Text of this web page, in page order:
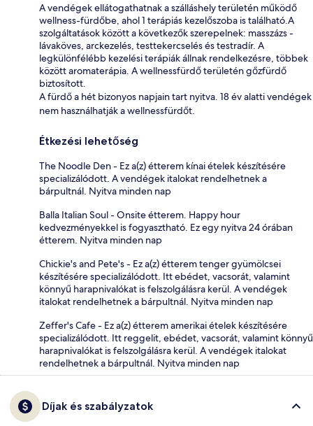
A vendégek ellátogathatnak a szálláshely területén működő
wellness-fürdőbe, ahol 1 terápiás kezelőszoba is található.A
szolgáltatások között a következők szerepelnek: masszázs -
lávaköves, arckezelés, testtekercselés és testradír. A
legkülönfélébb kezelési terápiák állnak rendelkezésre, többek
között aromaterápia. A wellnessfürdő területén gőzfürdő
biztosított.
A fürdő a hét bizonyos napjain tart nyitva. 18 év alatti vendégek
nem használhatják a wellnessfürdőt.
Étkezési lehetőség
The Noodle Den - Ez a(z) étterem kínai ételek készítésére
specializálódott. A vendégek italokat rendelhetnek a
bárpultnál. Nyitva minden nap
Balla Italian Soul - Onsite étterem. Happy hour
kedvezményekkel is fogyasztható. Ez egy nyitva 24 órában
étterem. Nyitva minden nap
Chickie's and Pete's - Ez a(z) étterem tenger gyümölcsei
készítésére specializálódott. Itt ebédet, vacsorát, valamint
könnyű harapnivalókat is felszolgálásra kerül. A vendégek
italokat rendelhetnek a bárpultnál. Nyitva minden nap
Zeffer's Cafe - Ez a(z) étterem amerikai ételek készítésére
specializálódott. Itt reggelit, ebédet, vacsorát, valamint könnyű
harapnivalókat is felszolgálásra kerül. A vendégek italokat
rendelhetnek a bárpultnál. Nyitva minden nap
Díjak és szabályzatok